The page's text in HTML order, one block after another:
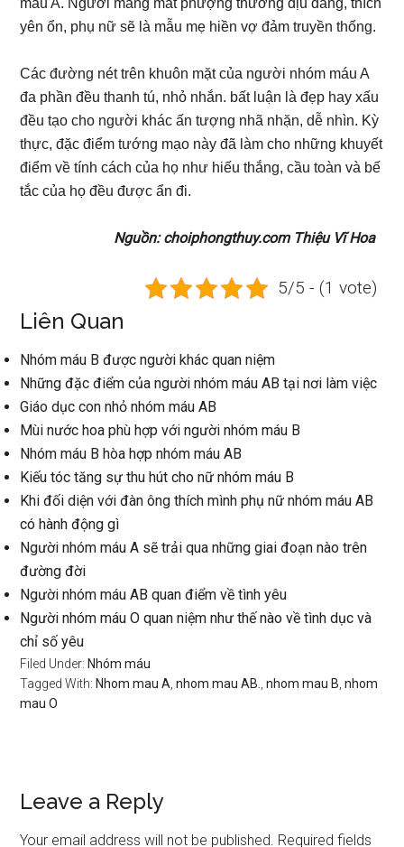
máu A. Người mang mắt phượng thường dịu dàng, thích
yên ổn, phụ nữ sẽ là mẫu mẹ hiền vợ đảm truyền thống.
Các đường nét trên khuôn mặt của người nhóm máu A
đa phần đều thanh tú, nhỏ nhắn. bất luận là đẹp hay xấu
đều tạo cho người khác ấn tượng nhã nhặn, dễ nhìn. Kỳ
thực, đặc điểm tướng mạo này đã làm cho những khuyết
điểm về tính cách của họ như hiếu thắng, cầu toàn và bế
tắc của họ đều được ẩn đi.
Nguồn: choiphongthuy.com Thiệu Vĩ Hoa
5/5 - (1 vote)
Liên Quan
Nhóm máu B được người khác quan niệm
Những đặc điểm của người nhóm máu AB tại nơi làm việc
Giáo dục con nhỏ nhóm máu AB
Mùi nước hoa phù hợp với người nhóm máu B
Nhóm máu B hòa hợp nhóm máu AB
Kiếu tóc tăng sự thu hút cho nữ nhóm máu B
Khi đối diện với đàn ông thích mình phụ nữ nhóm máu AB
có hành động gì
Người nhóm máu A sẽ trải qua những giai đoạn nào trên
đường đời
Người nhóm máu AB quan điểm về tình yêu
Người nhóm máu O quan niệm như thế nào về tình dục và
chỉ số yêu
Filed Under: Nhóm máu
Tagged With: Nhom mau A ,nhom mau AB. ,nhom mau B ,nhom
mau O
Reader
Interactions
Leave a Reply
Your email address will not be published. Required fields